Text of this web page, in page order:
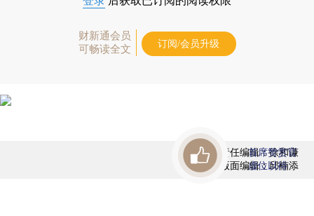
财新通会员
可畅读全文
订阅/会员升级
责任编辑：徐和谦
版面编辑：邱楠添
首席赞赏官
虚位以待